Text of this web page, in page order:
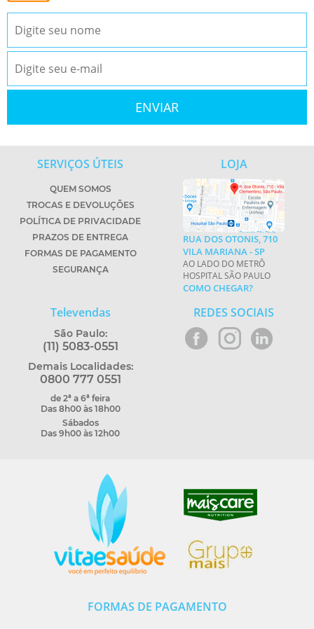
SERVIÇOS ÚTEIS
QUEM SOMOS
TROCAS E DEVOLUÇÕES
POLÍTICA DE PRIVACIDADE
PRAZOS DE ENTREGA
FORMAS DE PAGAMENTO
SEGURANÇA
LOJA
RUA DOS OTONIS, 710
VILA MARIANA - SP
AO LADO DO METRÔ
HOSPITAL SÃO PAULO
COMO CHEGAR?
Televendas
São Paulo:
(11) 5083-0551
Demais Localidades:
0800 777 0551
de 2ª a 6ª feira
Das 8h00 às 18h00
Sábados
Das 9h00 às 12h00
REDES SOCIAIS
FORMAS DE PAGAMENTO